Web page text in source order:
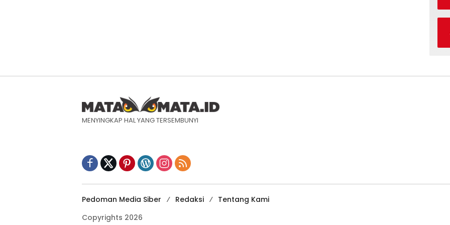
MENYINGKAP HAL YANG TERSEMBUNYI
Pedoman Media Siber Redaksi
Tentang Kami
Copyrights 2026